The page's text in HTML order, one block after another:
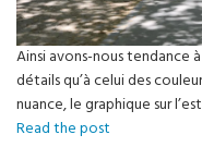
Ainsi avons-nous tendance
détails qu’à celui des
nuance, le graphique sur
Read the post